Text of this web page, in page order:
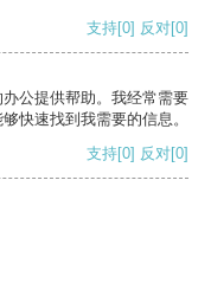
支持[0] 反对[0]
公提供帮助。我经常需要
快速找到我需要的信息。
支持[0] 反对[0]